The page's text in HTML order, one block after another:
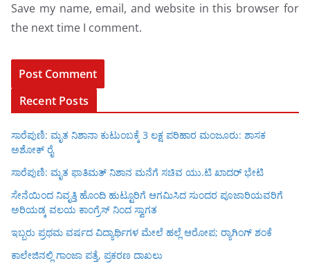
Save my name, email, and website in this browser for
the next time I comment.
Recent Posts
ಸಾರೆಪುಣಿ: ಮೃತ ನಿಶಾನಾ ಕುಟುಂಬಕ್ಕೆ 3 ಲಕ್ಷ ಪರಿಹಾರ ಮಂಜೂರು: ಶಾಸಕ
ಅಶೋಕ್ ರೈ
ಸಾರೆಪುಣಿ: ಮೃತ ಫಾತಿಮತ್ ನಿಶಾನ ಮನೆಗೆ ಸಚಿವ ಯು.ಟಿ ಖಾದರ್ ಭೇಟಿ
ಸೇನೆಯಿಂದ ನಿವೃತ್ತಿ ಹೊಂದಿ ಹುಟ್ಟೂರಿಗೆ ಆಗಮಿಸಿದ ಸುಂದರ ಪೂಜಾರಿಯವರಿಗೆ
ಅರಿಯಡ್ಕ ವಲಯ ಕಾಂಗ್ರೆಸ್ ನಿಂದ ಸ್ವಾಗತ
ಇಬ್ಬರು ಪ್ರಥಮ ವರ್ಷದ ವಿದ್ಯಾರ್ಥಿಗಳ ಮೇಲೆ ಹಲ್ಲೆ ಆರೋಪ; ರ‍್ಯಾಗಿಂಗ್ ಶಂಕೆ
ಕಾಲೇಜಿನಲ್ಲಿ ಗಾಂಜಾ ಪತ್ತೆ, ಪ್ರಕರಣ ದಾಖಲು